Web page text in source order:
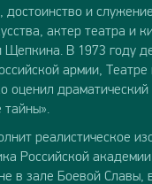
и
актер театра и
В 1973 году
армии, Театре
оценил драматический
реалистическое
Российской
в зале Боевой Славы,